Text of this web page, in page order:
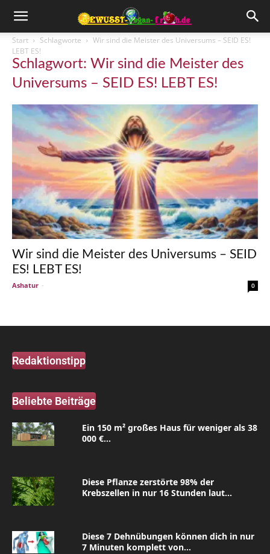
Start Schlagworte
Wir sind die Meister des Universums – SEID ES!
LEBT ES!
Schlagwort: Wir sind die Meister des
Universums – SEID ES! LEBT ES!
Wir sind die Meister des Universums – SEID
ES! LEBT ES!
Ashatur - 0
Redaktionstipp
Beliebte Beiträge
Ein 150 m² großes Haus für weniger als 38
000 €...
Diese Pflanze zerstörte 98% der
Krebszellen in nur 16 Stunden laut...
Diese 7 Dehnübungen können dich in nur
7 Minuten komplett von...